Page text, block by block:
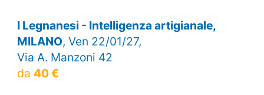
I Legnanesi - Intelligenza artigianale,
MILANO, Ven 22/01/27,
Via A. Manzoni 42
da 40 €